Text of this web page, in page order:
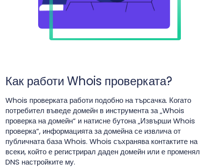
Как работи Whois проверката?
Whois проверката работи подобно на търсачка. Когато
потребител въведе домейн в инструмента за „Whois
проверка на домейн“ и натисне бутона „Извърши Whois
проверка“, информацията за домейна се извлича от
публичната база Whois. Whois съхранява контактите на
всеки, който е регистрирал даден домейн или е променял
DNS настройките му.